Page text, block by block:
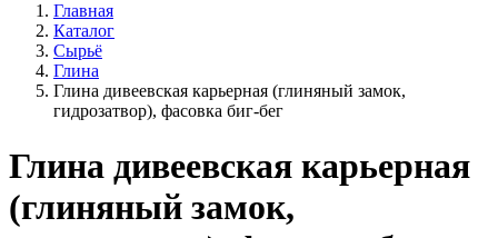
Главная
Каталог
Сырьё
Глина
Глина дивеевская карьерная (глиняный замок,
гидрозатвор), фасовка биг-бег
Глина дивеевская карьерная
(глиняный замок,